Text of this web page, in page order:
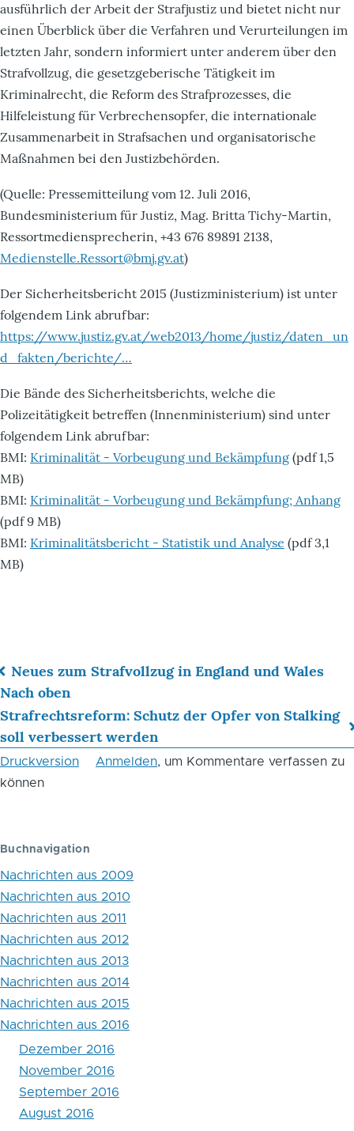
ausführlich der Arbeit der Strafjustiz und bietet nicht nur
einen Überblick über die Verfahren und Verurteilungen im
letzten Jahr, sondern informiert unter anderem über den
Strafvollzug, die gesetzgeberische Tätigkeit im
Kriminalrecht, die Reform des Strafprozesses, die
Hilfeleistung für Verbrechensopfer, die internationale
Zusammenarbeit in Strafsachen und organisatorische
Maßnahmen bei den Justizbehörden.
(Quelle: Pressemitteilung vom 12. Juli 2016,
Bundesministerium für Justiz, Mag. Britta Tichy-Martin,
Ressortmediensprecherin, +43 676 89891 2138,
Medienstelle.Ressort@bmj.gv.at)
Der Sicherheitsbericht 2015 (Justizministerium) ist unter
folgendem Link abrufbar:
https://www.justiz.gv.at/web2013/home/justiz/daten_un
d_fakten/berichte/…
Die Bände des Sicherheitsberichts, welche die
Polizeitätigkeit betreffen (Innenministerium) sind unter
folgendem Link abrufbar:
BMI: Kriminalität - Vorbeugung und Bekämpfung (pdf 1,5
MB)
BMI: Kriminalität - Vorbeugung und Bekämpfung; Anhang
(pdf 9 MB)
BMI: Kriminalitätsbericht - Statistik und Analyse (pdf 3,1
MB)
Links
für
das
Blättern
Neues
aus
Österreich:
Tätigkeit
der
Strafjustiz
im
Jahr
2015
Neues zum Strafvollzug in England und Wales
Nach oben
Strafrechtsreform: Schutz der Opfer von Stalking
soll verbessert werden
Druckversion Anmelden, um Kommentare verfassen zu
können
Buchnavigation
Nachrichten aus 2009
Nachrichten aus 2010
Nachrichten aus 2011
Nachrichten aus 2012
Nachrichten aus 2013
Nachrichten aus 2014
Nachrichten aus 2015
Nachrichten aus 2016
Dezember 2016
November 2016
September 2016
August 2016